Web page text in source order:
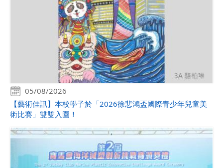
05/08/2026
【藝術佳訊】本校學子於「2026徐悲鴻盃國際青少年兒童美
術比賽」雙雙入圍！